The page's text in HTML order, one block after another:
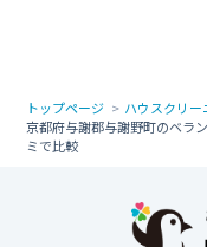
トップページ ハウスクリー
京都府与謝郡与謝野町のベラ
ミで比較